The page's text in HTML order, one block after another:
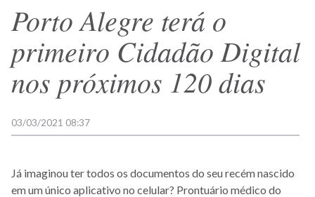
Porto Alegre terá o
primeiro Cidadão Digital
nos próximos 120 dias
03/03/2021 08:37
Já imaginou ter todos os documentos do seu recém nascido
em um único aplicativo no celular? Prontuário médico do